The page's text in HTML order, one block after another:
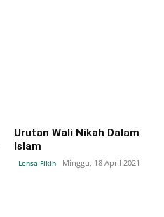
Urutan Wali Nikah Dalam
Islam
Lensa Fikih Minggu, 18 April 2021